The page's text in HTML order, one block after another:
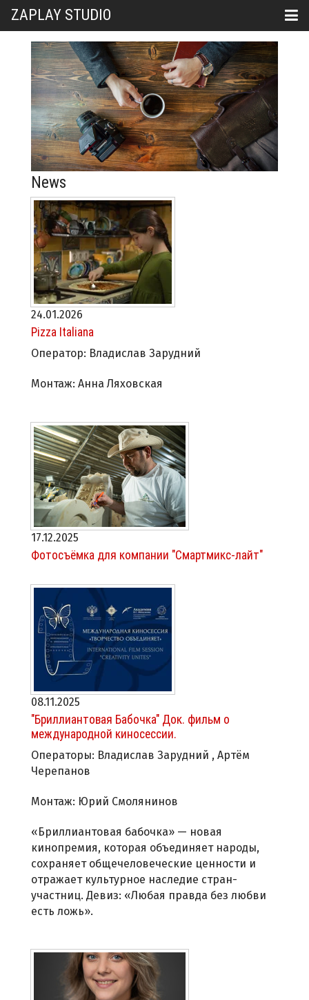
ZAPLAY STUDIO
News
24.01.2026
Pizza Italiana
Оператор: Владислав Зарудний
Монтаж: Анна Ляховская
17.12.2025
Фотосъёмка для компании "Смартмикс-лайт"
08.11.2025
"Бриллиантовая Бабочка" Док. фильм о
международной киносессии.
Операторы: Владислав Зарудний , Артём
Черепанов
Монтаж: Юрий Смолянинов
«Бриллиантовая бабочка» — новая
кинопремия, которая объединяет народы,
сохраняет общечеловеческие ценности и
отражает культурное наследие стран-
участниц. Девиз: «Любая правда без любви
есть ложь».